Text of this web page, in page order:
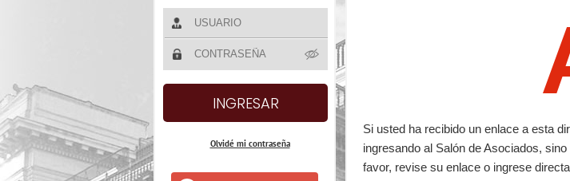
Olvidé mi contraseña
Si usted ha recibido un enlace a esta
ingresando al Salón de Asociados,
favor, revise su enlace o ingrese